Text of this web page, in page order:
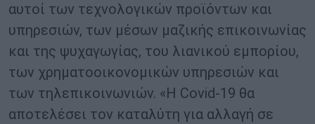
αυτοί των τεχνολογικών προϊόντων και
υπηρεσιών, των μέσων μαζικής επικοινωνίας
και της ψυχαγωγίας, του λιανικού εμπορίου,
των χρηματοοικονομικών υπηρεσιών και
των τηλεπικοινωνιών. «Η Covid-19 θα
αποτελέσει τον καταλύτη για αλλαγή σε